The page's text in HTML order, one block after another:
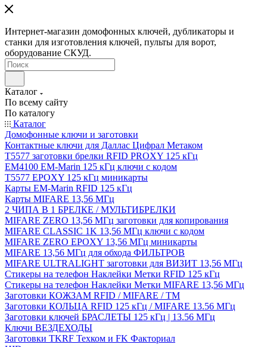
Интернет-магазин домофонных ключей, дубликаторы и
станки для изготовления ключей, пульты для ворот,
оборудование СКУД.
Каталог
По всему сайту
По каталогу
Каталог
Домофонные ключи и заготовки
Контактные ключи для Даллас Цифрал Метаком
T5577 заготовки брелки RFID PROXY 125 кГц
EM4100 EM-Marin 125 кГц ключи с кодом
T5577 EPOXY 125 кГц миникарты
Карты EM-Marin RFID 125 кГц
Карты MIFARE 13,56 МГц
2 ЧИПА В 1 БРЕЛКЕ / МУЛЬТИБРЕЛКИ
MIFARE ZERO 13,56 МГц заготовки для копирования
MIFARE CLASSIC 1K 13,56 МГц ключи с кодом
MIFARE ZERO EPOXY 13,56 МГц миникарты
MIFARE 13,56 МГц для обхода ФИЛЬТРОВ
MIFARE ULTRALIGHT заготовки для ВИЗИТ 13,56 МГц
Стикеры на телефон Наклейки Метки RFID 125 кГц
Стикеры на телефон Наклейки Метки MIFARE 13,56 МГц
Заготовки КОЖЗАМ RFID / MIFARE / TM
Заготовки КОЛЬЦА RFID 125 кГц / MIFARE 13.56 МГц
Заготовки ключей БРАСЛЕТЫ 125 кГц | 13.56 МГц
Ключи ВЕЗДЕХОДЫ
Заготовки TKRF Техком и FK Факториал